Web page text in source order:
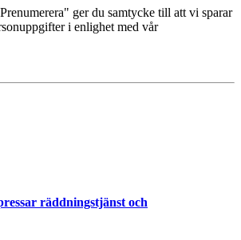
ger du samtycke till att vi sparar
i enlighet med vår
räddningstjänst och